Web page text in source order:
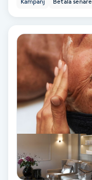
Babylights
Balayage
Bambumassage
Barnklippning